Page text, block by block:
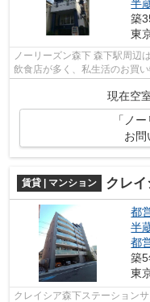
半
築
東
ノーリーズン森下 森下駅周辺は静かで、住み心地が良いのが魅力。 商店街や
飲食店が多く、私生活のお買い物にも非
現在空
「ノ
お問
賃貸 | マンション クレイ
都
半
都
築
東
クレイシア森下ステーションサイト 森下駅周辺は静かで、住み心